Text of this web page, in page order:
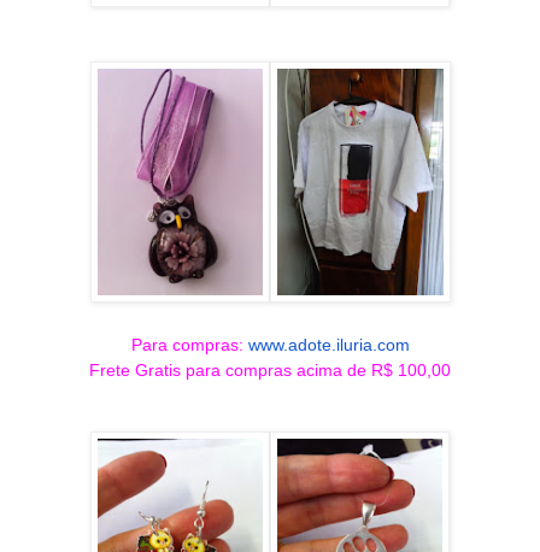
Para compras: www.adote.iluria.com
Frete Gratis para compras acima de R$ 100,00